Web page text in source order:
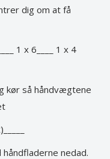
dig om at få
1 x 6____ 1 x 4
kør så håndvægtene
nedad.